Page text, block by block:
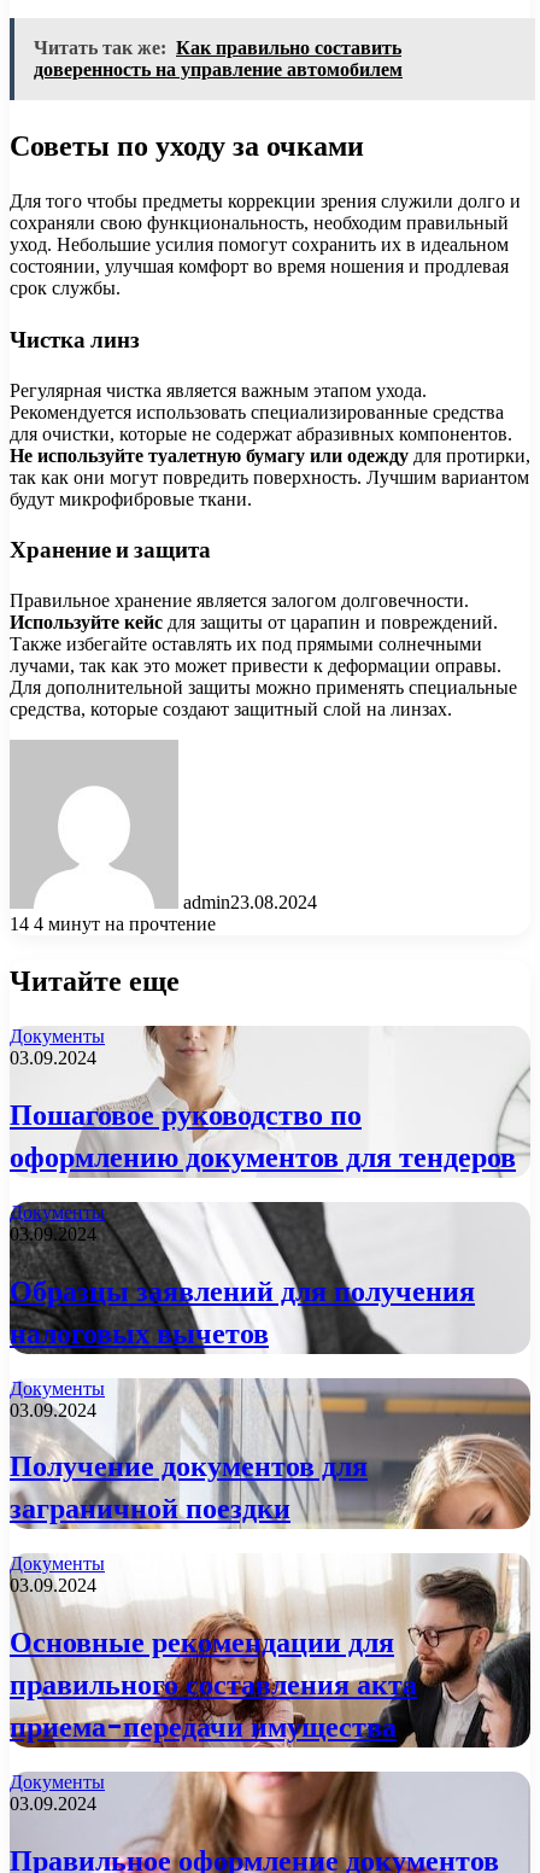
Читать так же: Как правильно составить
доверенность на управление автомобилем
Советы по уходу за очками
Для того чтобы предметы коррекции зрения служили долго и
сохраняли свою функциональность, необходим правильный
уход. Небольшие усилия помогут сохранить их в идеальном
состоянии, улучшая комфорт во время ношения и продлевая
срок службы.
Чистка линз
Регулярная чистка является важным этапом ухода.
Рекомендуется использовать специализированные средства
для очистки, которые не содержат абразивных компонентов.
Не используйте туалетную бумагу или одежду для протирки,
так как они могут повредить поверхность. Лучшим вариантом
будут микрофибровые ткани.
Хранение и защита
Правильное хранение является залогом долговечности.
Используйте кейс для защиты от царапин и повреждений.
Также избегайте оставлять их под прямыми солнечными
лучами, так как это может привести к деформации оправы.
Для дополнительной защиты можно применять специальные
средства, которые создают защитный слой на линзах.
admin23.08.2024
14 4 минут на прочтение
Читайте еще
Документы
03.09.2024
Пошаговое руководство по
оформлению документов для тендеров
Документы
03.09.2024
Образцы заявлений для получения
налоговых вычетов
Документы
03.09.2024
Получение документов для
заграничной поездки
Документы
03.09.2024
Основные рекомендации для
правильного составления акта
приема-передачи имущества
Документы
03.09.2024
Правильное оформление документов